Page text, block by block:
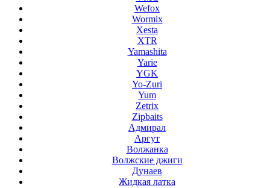
Wefox
Wormix
Xesta
XTR
Yamashita
Yarie
YGK
Yo-Zuri
Yum
Zetrix
Zipbaits
Адмирал
Аргут
Волжанка
Волжские джиги
Дунаев
Жидкая латка